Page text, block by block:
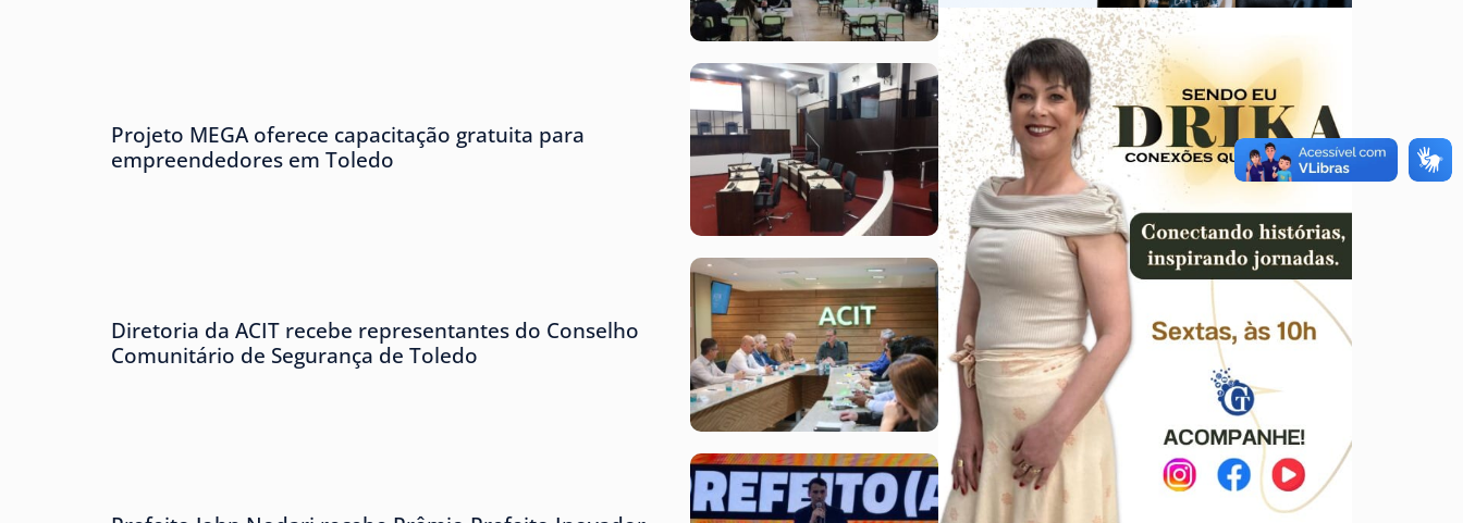
Projeto MEGA oferece capacitação gratuita para
empreendedores em Toledo
Diretoria da ACIT recebe representantes do Conselho
Comunitário de Segurança de Toledo